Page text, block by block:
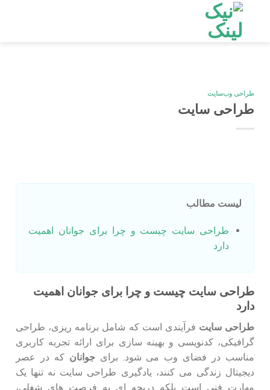
content
طراحی وب‌سایت
طراحی سایت
لیست مطالب
طراحی سایت چیست و چرا برای جوانان اهمیت
دارد
طراحی سایت چیست و چرا برای جوانان اهمیت
دارد
طراحی سایت فرآیندی است که شامل برنامه ریزی، طراحی
گرافیکی، کدنویسی و بهینه سازی برای ارائه تجربه کاربری
مناسب در فضای وب می شود. برایجوانان که در عصر
دیجیتال زندگی می کنند، یادگیری طراحی سایت نه تنها یک
مهارت فنی است بلکه دریچه ای به فرصت های شغلی،